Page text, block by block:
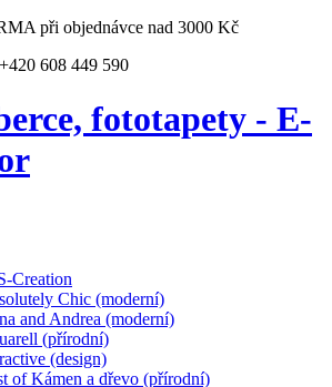
při objednávce nad 3000 Kč
608 449 590
fototapety - E-
Creation
Chic (moderní)
and Andrea (moderní)
(přírodní)
(design)
of Kámen a dřevo (přírodní)